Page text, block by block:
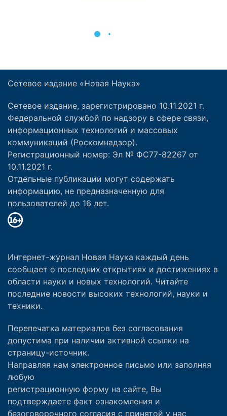
Сетевое издание «Новая Наука»
Сетевое издание, зарегистрировано 10.11.2021 г.
Федеральной службой по надзору в сфере связи,
информационных технологий и массовых
коммуникаций (Роскомнадзор).
Регистрационный номер: Эл № ФС77-82267 от
10.11.2021 г.
Отдельные публикации могут содержать
информацию, не предназначенную для
пользователей до 16 лет.
Интернет-журнал Новая Наука каждый день
сообщает о последних открытиях и достижениях в
области науки и новых технологий. Читайте
последние новости высоких технологий, науки и
техники.
Перепечатка материалов без согласования
допустима при наличии активной ссылки на
страницу-источник.
Направляя нам электронное письмо или заполняя
любую
регистрационную форму на сайте, Вы
подтверждаете факт ознакомления и
безоговорочного согласия с принятой у нас